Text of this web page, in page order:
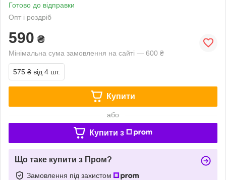
Готово до відправки
Опт і роздріб
590 ₴
Мінімальна сума замовлення на сайті — 600 ₴
575 ₴ від 4 шт.
Купити
або
Купити з
Що таке купити з Пром?
Замовлення під захистом